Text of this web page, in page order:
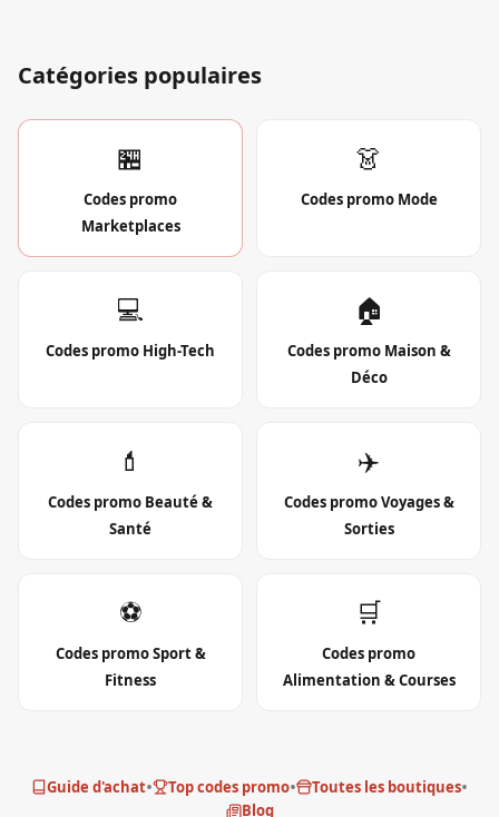
Catégories populaires
🏪
Codes promo
Marketplaces
👗
Codes promo Mode
💻
Codes promo High-Tech
🏠
Codes promo Maison &
Déco
💄
Codes promo Beauté &
Santé
✈️
Codes promoVoyages &
Sorties
⚽
Codes promoSport &
Fitness
🛒
Codes promo
Alimentation & Courses
Guide d'achat• Top codes promo• Toutes les boutiques•
Blog